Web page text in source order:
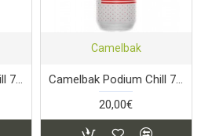
Camelbak Podium Chill 710ml Blue Dot
Camelbak
Camelbak Podium Chill 710ml Fiery Red/White
20,00€